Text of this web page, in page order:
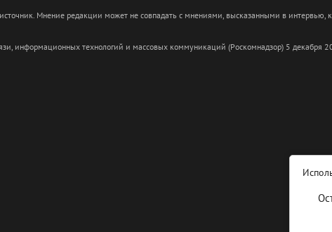
Мнение редакции может не совпадать с мнениями, высказанными в
информационных технологий и массовых коммуникаций (Роскомнадзор) 5